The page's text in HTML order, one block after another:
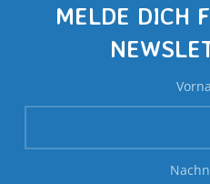
MELDE DICH